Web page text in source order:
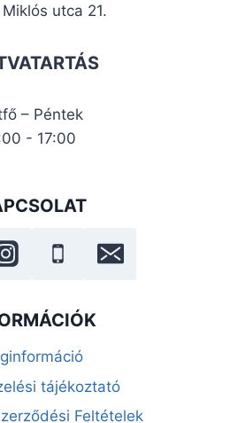
utca 21.
– Péntek
- 17:00
tájékoztató
Feltételek